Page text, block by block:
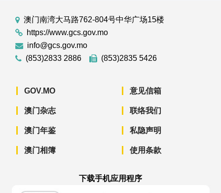
澳门南湾大马路762-804号中华广场15楼
https://www.gcs.gov.mo
info@gcs.gov.mo
(853)2833 2886
(853)2835 5426
GOV.MO
澳门杂志
澳门年鉴
澳门相簿
意见信箱
联络我们
私隐声明
使用条款
下载手机应用程序